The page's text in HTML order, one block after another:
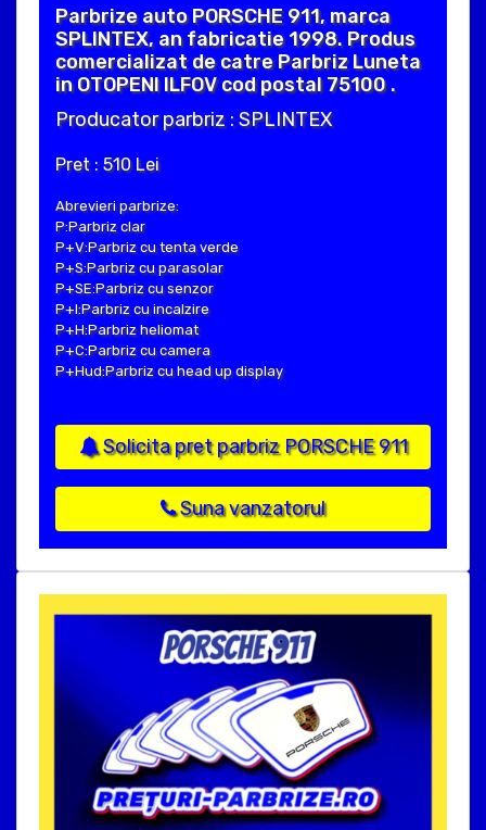
Parbrize auto PORSCHE 911, marca
SPLINTEX, an fabricatie 1998. Produs
comercializat de catre Parbriz Luneta
in OTOPENI ILFOV cod postal 75100 .
Producator parbriz : SPLINTEX
Pret : 510 Lei
Abrevieri parbrize:
P:Parbriz clar
P+V:Parbriz cu tenta verde
P+S:Parbriz cu parasolar
P+SE:Parbriz cu senzor
P+I:Parbriz cu incalzire
P+H:Parbriz heliomat
P+C:Parbriz cu camera
P+Hud:Parbriz cu head up display
Solicita pret parbriz PORSCHE 911
Suna vanzatorul